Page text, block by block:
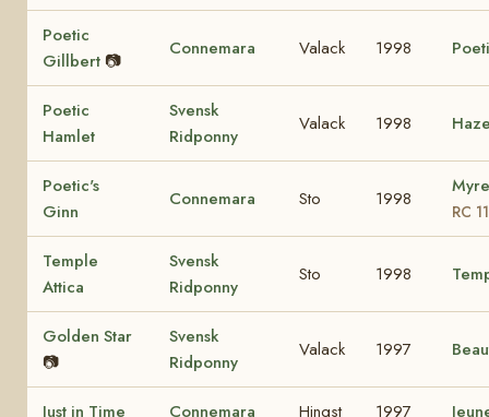
Poetic
Gillbert 📷
Connemara Valack 1998
Poetic
Hamlet
Svensk
Ridponny
Valack 1998
Poetic's
Ginn
Connemara Sto 1998
RC
Temple
Attica
Svensk
Ridponny
Sto 1998
Golden Star
📷
Svensk
Ridponny
Valack 1997
Just in Time Connemara Hingst 1997